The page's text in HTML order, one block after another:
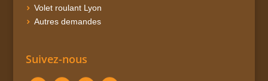
Volet roulant Lyon
Autres demandes
Suivez-nous